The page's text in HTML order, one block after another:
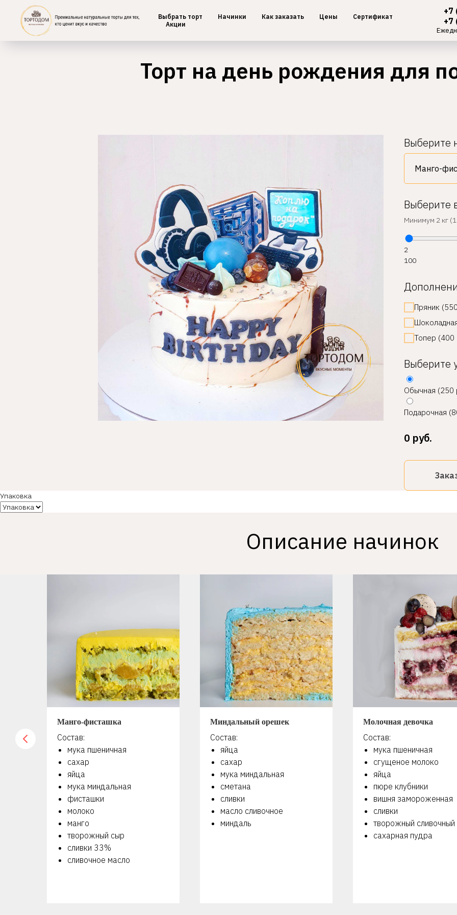
Выбрать торт Начинки Как заказать Цены
Сертификат
Акции
+7
+7
Главная / Детские
Торт на день рождения для
Выберите
Выберите
Минимум 2 кг
2
100
Пряник
Топер (400
Выберите
Обычная (250
Подарочная
0 руб.
Упаковка
Описание начинок
Манго-фисташка
Состав:
мука пшеничная
сахар
яйца
мука миндальная
фисташки
молоко
манго
творожный сыр
сливки 33%
сливочное масло
Миндальный орешек
Состав:
яйца
сахар
мука миндальная
сметана
сливки
масло сливочное
миндаль
Молочная девочка
Состав:
мука пшеничная
сгущеное молоко
яйца
пюре клубники
вишня замороженная
сливки
творожный
сахарная пудра